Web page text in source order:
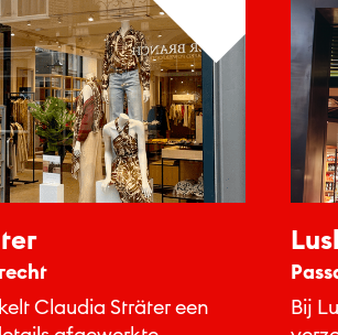
Claudia Sträter een
Bij